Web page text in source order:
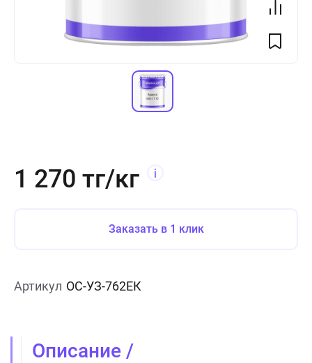
1 270 тг/кг
Заказать в 1 клик
Артикул ОС-УЗ-762ЕК
Описание /